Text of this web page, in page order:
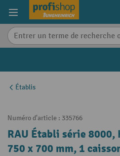
content
Établis
Numéro d'article : 335766
RAU Établi série 8000,
750 x 700 mm, 1